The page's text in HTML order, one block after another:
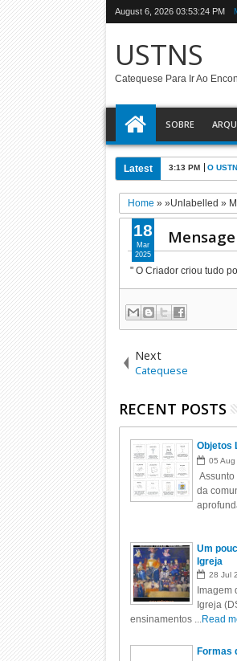
August 6, 2026 03:53:24 PM
USTNS
Catequese Para Ir Ao
SOBRE
Latest 3:13 PM O
Home » »Unlabelled »
" O Criador criou tudo
18
Mar
2025
Next
Catequese
RECENT POSTS
Objetos
05 Aug
Assunto
da
Um
Igreja
28 Jul
Imagem
Igreja
ensinamentos ...Read
Formas